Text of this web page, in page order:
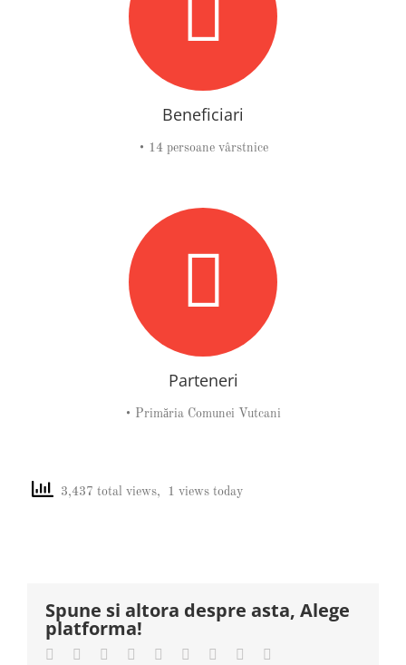
Beneficiari
• 14 persoane vârstnice
Parteneri
• Primăria Comunei Vutcani
3,437 total views, 1 views today
Spune si altora despre asta, Alege
platforma!
Facebook
TwitterLinkedIn
Reddit Whatsapp
TumblrPinterest